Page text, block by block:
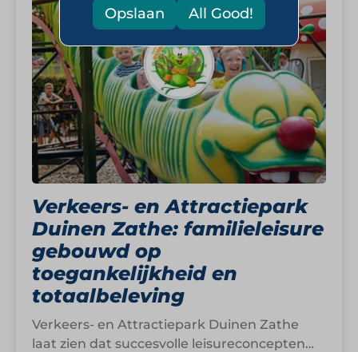
Verkeers- en Attractiepark
Duinen Zathe: familieleisure
gebouwd op
toegankelijkheid en
totaalbeleving
Verkeers- en Attractiepark Duinen Zathe
laat zien dat succesvolle leisureconcepten
Opslaan All Good!